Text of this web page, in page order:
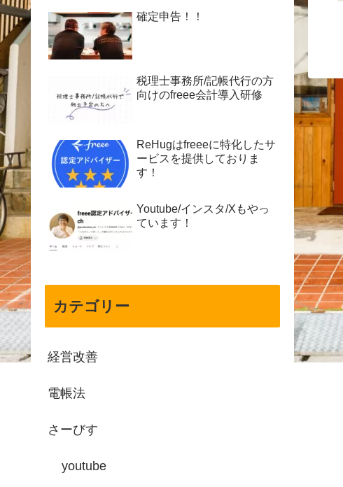
確定申告！！
税理士事務所/記帳代行の方
向けのfreee会計導入研修
ReHugはfreeeに特化したサ
ービスを提供しておりま
す！
Youtube/インスタ/Xもやっ
ています！
カテゴリー
経営改善
電帳法
さーびす
youtube